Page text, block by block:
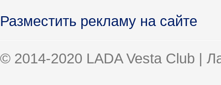
Разместить рекламу на сайте
© 2014-2020 LADA Vesta Club |